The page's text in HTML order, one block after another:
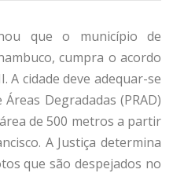
que o município de
cumpra o acordo
A cidade deve adequar-se
Degradadas (PRAD)
de 500 metros a partir
A Justiça determina
que são despejados no